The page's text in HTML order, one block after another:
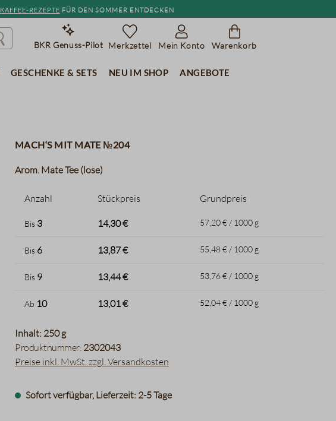
Kaffee-Rezepte für den Sommer entdecken
BKR Genuss-Pilot Merkzettel Mein Konto Warenkorb
Geschenke & Sets Neu im Shop Angebote
Mach‘s mit Mate №204
Arom. Mate Tee (lose)
Anzahl Stückpreis Grundpreis
Bis 3 14,30 € 57,20 € / 1000 g
Bis 6 13,87 € 55,48 € / 1000 g
Bis 9 13,44 € 53,76 € / 1000 g
Ab 10 13,01 € 52,04 € / 1000 g
Inhalt: 250 g
Produktnummer: 2302043
Preise inkl. MwSt. zzgl. Versandkosten
Sofort verfügbar, Lieferzeit: 2-5 Tage